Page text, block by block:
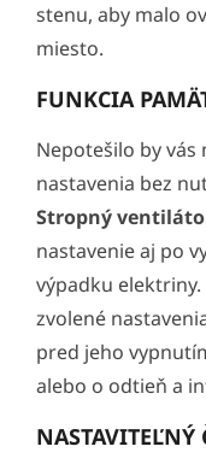
stenu, aby malo
miesto.
FUNKCIA
Nepotešilo by
nastavenia bez
Stropný
nastavenie aj po
výpadku
zvolené
pred jeho
alebo o odtieň a
NASTAVITEĽNÝ